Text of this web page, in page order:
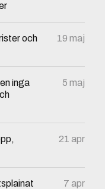
och
19 maj
inga
5 maj
21 apr
7 apr